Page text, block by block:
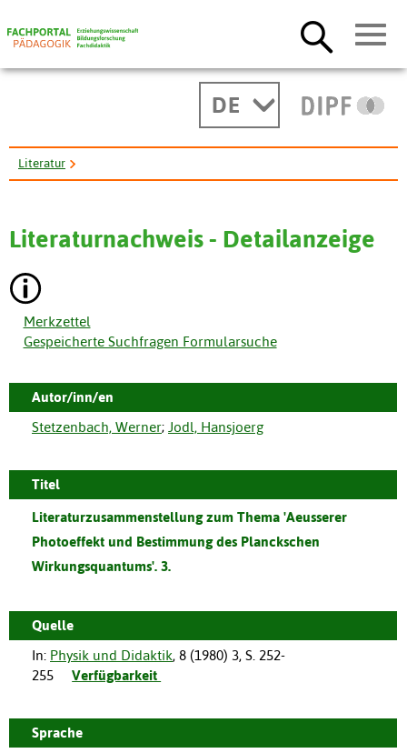
DE
Literatur
Literaturnachweis - Detailanzeige
Merkzettel
Gespeicherte Suchfragen Formularsuche
Autor/inn/en
Stetzenbach, Werner; Jodl, Hansjoerg
Titel
Literaturzusammenstellung zum Thema 'Aeusserer
Photoeffekt und Bestimmung des Planckschen
Wirkungsquantums'. 3.
Quelle
In: Physik und Didaktik, 8 (1980) 3, S. 252-
255
Verfügbarkeit
Sprache